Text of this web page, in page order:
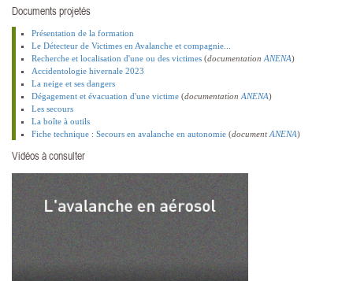
Documents projetés
Présentation de la formation
Le Détecteur de Victimes en Avalanche et compagnie...
Recherche et localisation d'une ou des victimes (documentation ANENA)
Accidentologie hivernale 2023
La neige et ses dangers
Dégagement et évacuation d'une victime (documentation ANENA)
Les secours
La boîte à outils
Fiche technique : Secours en avalanche en autonomie (document ANENA)
Vidéos à consulter